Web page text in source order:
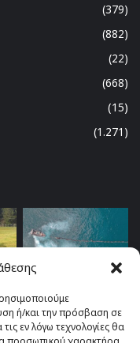
ή/και την πρόσβαση σε
εν λόγω τεχνολογίες θα
(379)
(882)
(22)
(668)
(15)
(1.271)